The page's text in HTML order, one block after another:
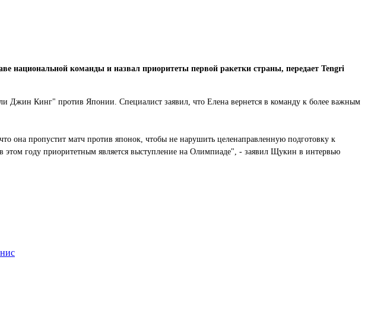
национальной команды и назвал приоритеты первой ракетки страны, передает Tengri
Джин Кинг" против Японии. Специалист заявил, что Елена вернется в команду к более важным
пропустит матч против японок, чтобы не нарушить целенаправленную подготовку к
году приоритетным является выступление на Олимпиаде", - заявил Щукин в интервью